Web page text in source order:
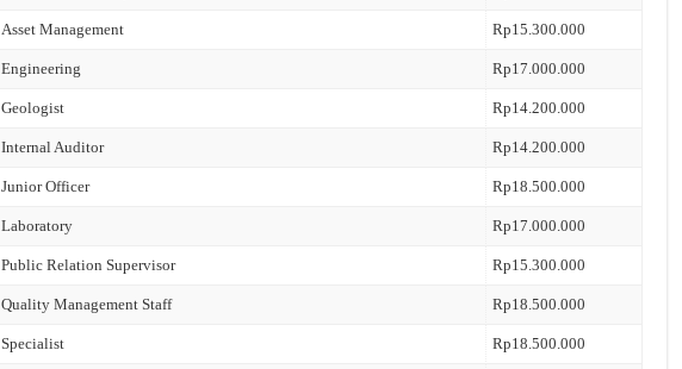
Asset Management Rp15.300.000
Engineering Rp17.000.000
Geologist Rp14.200.000
Internal Auditor Rp14.200.000
Junior Officer Rp18.500.000
Laboratory Rp17.000.000
Public Relation Supervisor Rp15.300.000
Quality Management Staff Rp18.500.000
Specialist Rp18.500.000